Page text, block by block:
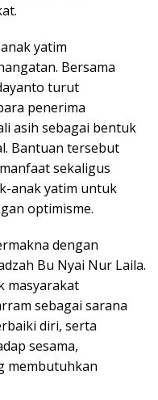
yatim
Bersama
turut
penerima
asih sebagai bentuk
Bantuan tersebut
sekaligus
anak yatim untuk
optimisme.
dengan
Bu Nyai Nur Laila.
masyarakat
sebagai sarana
diri, serta
sesama,
membutuhkan